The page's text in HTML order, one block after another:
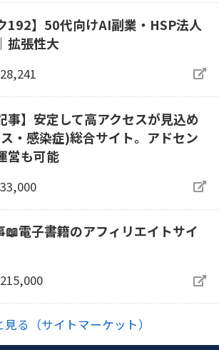
192】50代向けAI副業・HSP法人
拡張性大
事】安定して高アクセスが見込め
・感染症)総合サイト。アドセン
営も可能
電子書籍のアフィリエイトサイ
見る（サイトマーケット）